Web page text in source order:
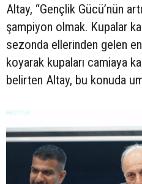
Altay, “Gençlik Gücü’nün
şampiyon olmak. Kupalar
sezonda ellerinden gelen
koyarak kupaları camiaya
belirten Altay, bu konuda